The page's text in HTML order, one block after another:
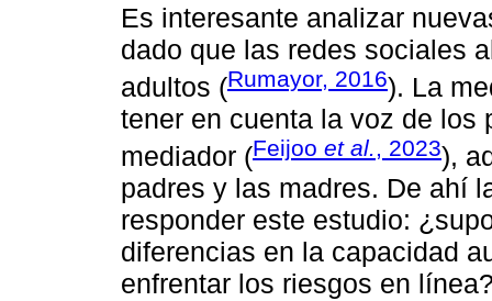
Es interesante analizar
dado que las redes sociales
adultos (Rumayor, 2016). La
tener en cuenta la voz de los
mediador (Feijoo et al., 2023),
padres y las madres. De ahí
responder este estudio:
diferencias en la capacidad
enfrentar los riesgos en